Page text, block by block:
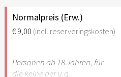
Normalpreis (Erw.)
€ 9,00 (incl. reserveringskosten)
Personen ab 18 Jahren, für
die keine der u.g.